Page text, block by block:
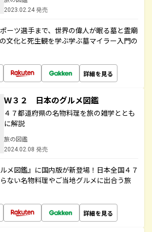
2023.02.24 発売
ーツ選手まで、世界の偉人が眠る墓と霊廟
文化と死生観を学ぶ学ぶ墓マイラー入門の
詳細を見る
Ｗ３２ 日本のグルメ図鑑
４７都道府県の名物料理を旅の雑学ととも
に解説
旅の図鑑
2024.02.08 発売
メ図鑑』に国内版が新登場！日本全国４７
ない名物料理やご当地グルメに出合う旅
詳細を見る